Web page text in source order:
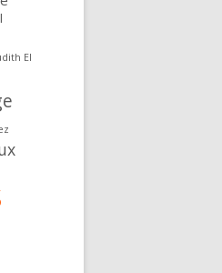
El